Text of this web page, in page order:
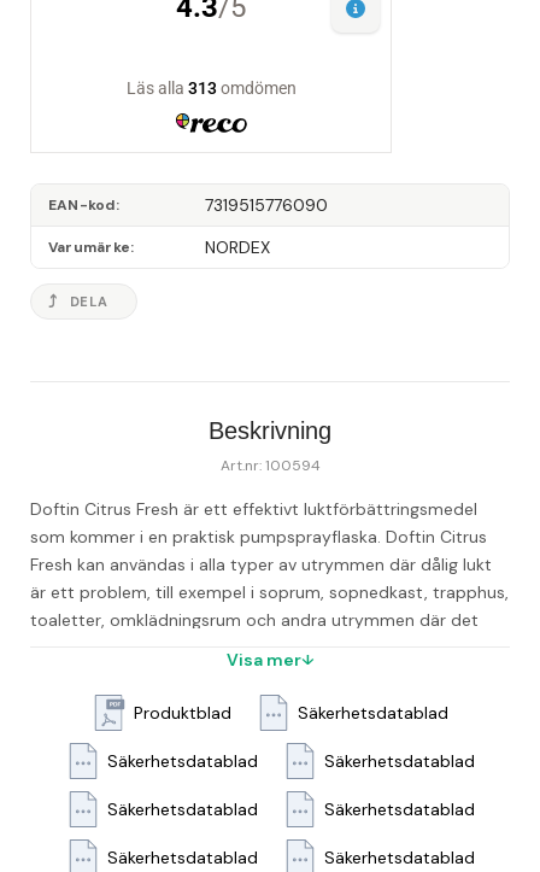
EAN-kod 7319515776090
Varumärke NORDEX
DELA
Beskrivning
Art.nr: 100594
Doftin Citrus Fresh är ett effektivt luktförbättringsmedel
som kommer i en praktisk pumpsprayflaska. Doftin Citrus
Fresh kan användas i alla typer av utrymmen där dålig lukt
är ett problem, till exempel i soprum, sopnedkast, trapphus,
toaletter, omklädningsrum och andra utrymmen där det
hemmet. Detta luktförbättringsmedel är kraftfullt och
effektivt, vilket gör att det motverkar dålig lukt på ett
pålitligt sätt. Doftin Citrus Fresh är också långtidsverkande,
vilket betyder att det ger en behaglig doft under en längre
tid. Enkel att använda, du behöver bara pumpa några
gånger i riktning mot utrymmet du vill dofta upp. Detta gör
Visa mer
Produktblad Säkerhetsdatablad
Säkerhetsdatablad Säkerhetsdatablad
Säkerhetsdatablad Säkerhetsdatablad
Säkerhetsdatablad Säkerhetsdatablad